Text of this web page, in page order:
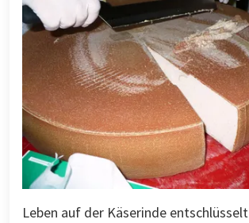
Leben auf der Käserinde entschlüsselt